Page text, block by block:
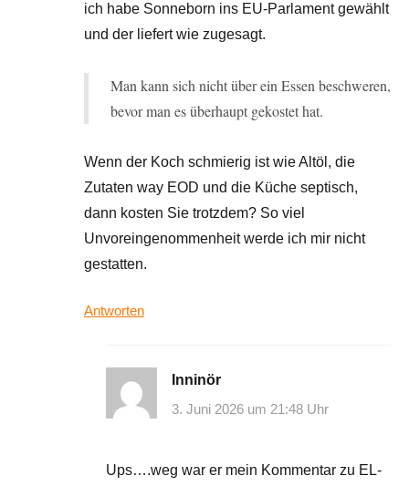
ich habe Sonneborn ins EU-Parlament gewählt
und der liefert wie zugesagt.
Man kann sich nicht über ein Essen beschweren,
bevor man es überhaupt gekostet hat.
Wenn der Koch schmierig ist wie Altöl, die
Zutaten way EOD und die Küche septisch,
dann kosten Sie trotzdem? So viel
Unvoreingenommenheit werde ich mir nicht
gestatten.
Antworten
Inninör
3. Juni 2026 um 21:48 Uhr
Ups….weg war er mein Kommentar zu EL-